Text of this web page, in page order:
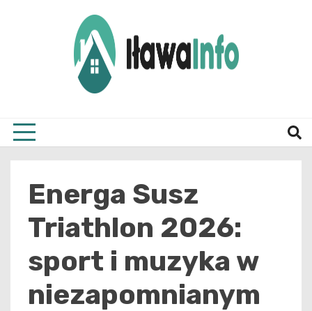
Energa Susz
Triathlon 2026:
sport i muzyka w
niezapomnianym